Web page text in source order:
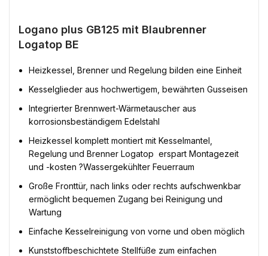
Logano plus GB125 mit Blaubrenner
Logatop BE
Heizkessel, Brenner und Regelung bilden eine Einheit
Kesselglieder aus hochwertigem, bewährten Gusseisen
Integrierter Brennwert-Wärmetauscher aus
korrosionsbeständigem Edelstahl
Heizkessel komplett montiert mit Kesselmantel,
Regelung und Brenner Logatop  erspart Montagezeit
und -kosten ?Wassergekühlter Feuerraum
Große Fronttür, nach links oder rechts aufschwenkbar 
ermöglicht bequemen Zugang bei Reinigung und
Wartung
Einfache Kesselreinigung von vorne und oben möglich
Kunststoffbeschichtete Stellfüße zum einfachen